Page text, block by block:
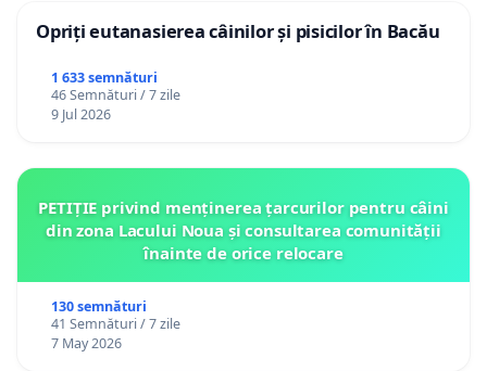
Opriți eutanasierea câinilor și pisicilor în Bacău
1 633 semnături
46 Semnături / 7 zile
9 Jul 2026
PETIȚIE privind menținerea țarcurilor pentru câini
din zona Lacului Noua și consultarea comunității
înainte de orice relocare
130 semnături
41 Semnături / 7 zile
7 May 2026